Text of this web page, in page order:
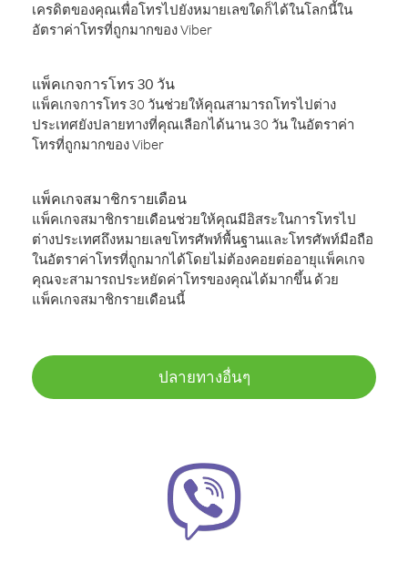
เครดิตของคุณเพื่อโทรไปยังหมายเลขใดก็ได้ในโลกนี้ใน
อัตราค่าโทรที่ถูกมากของ Viber
แพ็คเกจการโทร 30 วัน
แพ็คเกจการโทร 30 วันช่วยให้คุณสามารถโทรไปต่าง
ประเทศยังปลายทางที่คุณเลือกได้นาน 30 วัน ในอัตราค่า
โทรที่ถูกมากของ Viber
แพ็คเกจสมาชิกรายเดือน
แพ็คเกจสมาชิกรายเดือนช่วยให้คุณมีอิสระในการโทรไป
ต่างประเทศถึงหมายเลขโทรศัพท์พื้นฐานและโทรศัพท์มือถือ
ในอัตราค่าโทรที่ถูกมากได้โดยไม่ต้องคอยต่ออายุแพ็คเกจ
คุณจะสามารถประหยัดค่าโทรของคุณได้มากขึ้น ด้วย
แพ็คเกจสมาชิกรายเดือนนี้
ปลายทางอื่นๆ